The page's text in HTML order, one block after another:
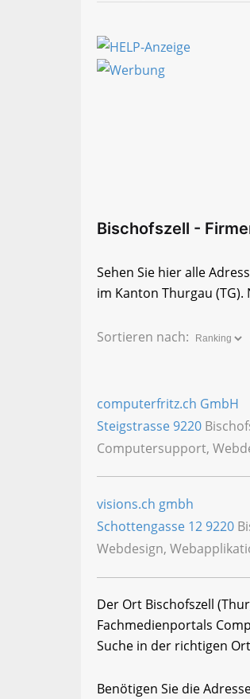
Bischofszell -
Sehen Sie hier alle
im Kanton Thurgau
Sortieren nach:
computerfritz.ch GmbH
Steigstrasse 9220
Computersupport,
visions.ch gmbh
Schottengasse 12 9220
Webdesign,
Der Ort Bischofszell
Fachmedienportals
Suche in der richtigen
Benötigen Sie die